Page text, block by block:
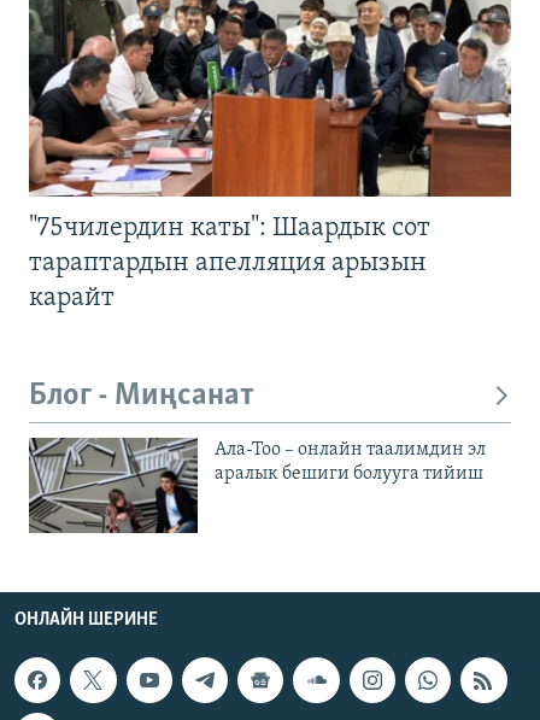
"75чилердин каты": Шаардык сот
тараптардын апелляция арызын
карайт
Блог - Миңсанат
Ала-Тоо – онлайн таалимдин эл
аралык бешиги болууга тийиш
ОНЛАЙН ШЕРИНЕ